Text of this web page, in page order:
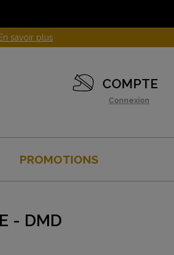
En savoir plus
COMPTE
Connexion
PROMOTIONS
- DMD